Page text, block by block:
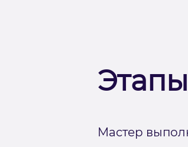
Мастер